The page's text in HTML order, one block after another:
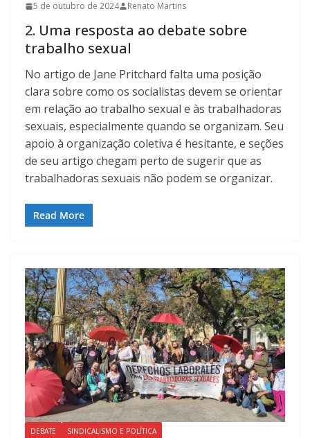
5 de outubro de 2024 Renato Martins
2. Uma resposta ao debate sobre
trabalho sexual
No artigo de Jane Pritchard falta uma posição
clara sobre como os socialistas devem se orientar
em relação ao trabalho sexual e às trabalhadoras
sexuais, especialmente quando se organizam. Seu
apoio à organização coletiva é hesitante, e seções
de seu artigo chegam perto de sugerir que as
trabalhadoras sexuais não podem se organizar.
Read More
DEBATE SINDICALISMO E POLÍTICA